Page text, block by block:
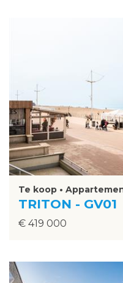
Te koop •
TRITON - GV01
€ 419 000